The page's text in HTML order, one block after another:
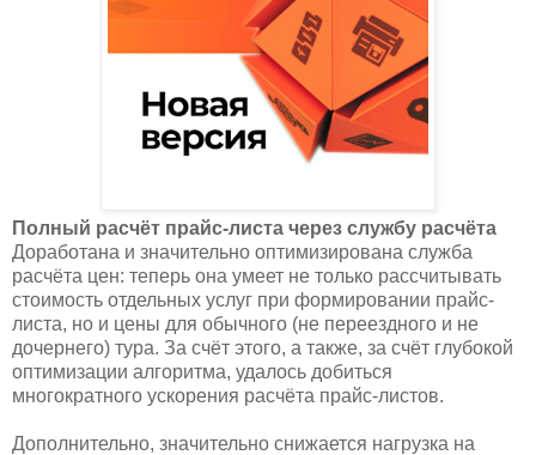
Полный расчёт прайс-листа через службу расчёта
Доработана и значительно оптимизирована служба
расчёта цен: теперь она умеет не только рассчитывать
стоимость отдельных услуг при формировании прайс-
листа, но и цены для обычного (не переездного и не
дочернего) тура. За счёт этого, а также, за счёт глубокой
оптимизации алгоритма, удалось добиться
многократного ускорения расчёта прайс-листов.
Дополнительно, значительно снижается нагрузка на